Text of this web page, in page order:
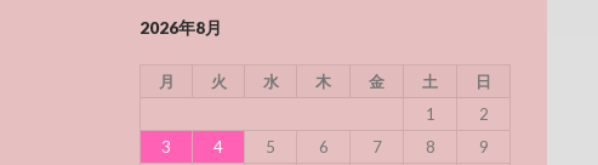
2026年8月
月 火 水 木 金 土
日
1
2
3
4 5 6 7 8
9